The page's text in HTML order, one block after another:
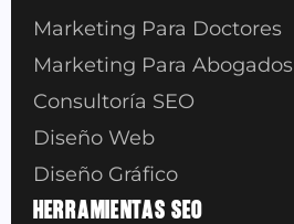
Marketing Para Doctores
Marketing Para Abogados
Consultoría SEO
Diseño Web
Diseño Gráfico
HERRAMIENTAS SEO